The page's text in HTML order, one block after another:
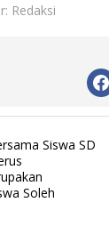
Redaksi
Siswa SD
Soleh